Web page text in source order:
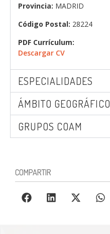
Provincia: MADRID
Código Postal: 28224
PDF Currículum:
Descargar CV
ESPECIALIDADES
ÁMBITO GEOGRÁFICO
GRUPOS COAM
COMPARTIR